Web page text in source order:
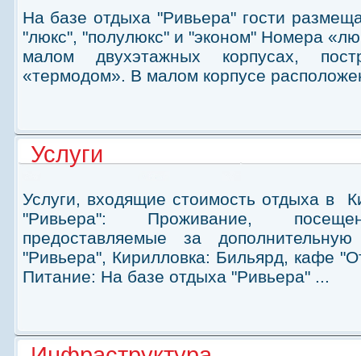
На базе отдыха "Ривьера" гости
"люкс", "полулюкс" и "эконом" Номера
малом двухэтажных корпусах,
«термодом». В малом корпусе
Услуги
Услуги, входящие стоимость отдыха в
"Ривьера": Проживание,
предоставляемые за
"Ривьера", Кирилловка: Бильярд, кафе
Питание: На базе отдыха "Ривьера" ...